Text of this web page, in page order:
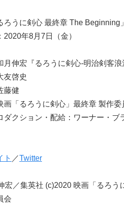
ろうに剣心 最終章 The Beginning」
2020年8月7日（金）
月伸宏『るろうに剣心-明治剣客
友啓史
藤健
画「るろうに剣心」最終章 製作委
ダクション・配給：ワーナー・ブ
ト ／Twitter
宏／集英社 (c)2020 映画「るろう
会